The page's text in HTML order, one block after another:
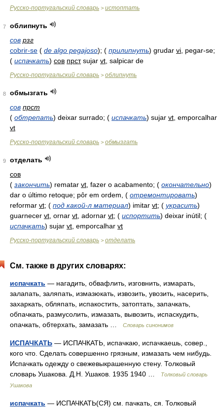
Русско-португальский словарь > истоптать
7
облипнуть
сов рзг
cobrir-se ( de algo pegajoso); ( прилипнуть) grudar vi , pegar-se;
( испачкать) сов прстsujar vt , salpicar de
Русско-португальский словарь > облипнуть
8
обмызгать
сов прст
( обтрепать) deixar surrado; ( испачкать) sujar vt , emporcalhar
vt
Русско-португальский словарь > обмызгать
9
отделать
сов
( закончить) rematar vt , fazer o acabamento; ( окончательно)
dar o último retoque; pôr em ordem, ( отремонтировать)
reformar vt; ( под какой-л материал) imitar vt; ( украсить)
guarnecer vt , ornar vt , adornar vt; ( испортить) deixar inútil; (
испачкать) sujar vt , emporcalhar vt
Русско-португальский словарь > отделать
См. также в других словарях:
испачкать — нагадить, обвафлить, изговнить, измарать,
залапать, заляпать, измазюкать, извозить, увозить, насерить,
захаркать, обляпать, испакостить, затоптать, запачкать,
обпачкать, размусолить, измазать, вывозить, испаскудить,
опачкать, обтерхать, замазать …
Словарь синонимов
ИСПАЧКАТЬ — ИСПАЧКАТЬ, испачкаю, испачкаешь, совер.,
кого что. Сделать совершенно грязным, измазать чем нибудь.
Испачкать одежду о свежевыкрашенную стену. Толковый
словарь Ушакова. Д.Н. Ушаков. 1935 1940 …
Толковый словарь
Ушакова
испачкать — ИСПАЧКАТЬ(СЯ) см. пачкать, ся. Толковый